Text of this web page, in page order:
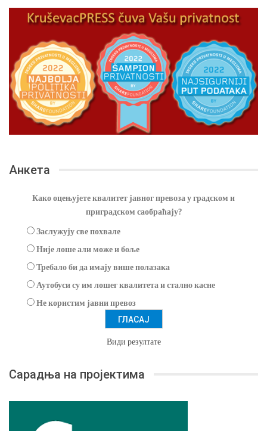
Анкета
Како оцењујете квалитет јавног превоза у градском и
приградском саобраћају?
Заслужују све похвале
Није лоше али може и боље
Требало би да имају више полазака
Аутобуси су им лошег квалитета и стално касне
Не користим јавни превоз
Види резултате
Сарадња на пројектима